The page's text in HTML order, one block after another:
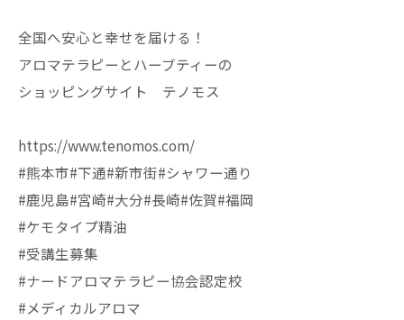
全国へ安心と幸せを届ける！
アロマテラピーとハーブティーの
ショッピングサイト テノモス
https://www.tenomos.com/
#熊本市#下通#新市街#シャワー通り
#鹿児島#宮崎#大分#長崎#佐賀#福岡
#ケモタイプ精油
#受講生募集
#ナードアロマテラピー協会認定校
#メディカルアロマ